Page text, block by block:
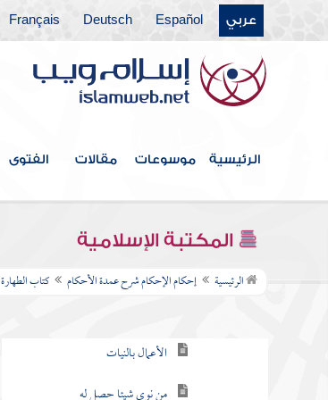
عربي Español
Deutsch
Français
الرئيسية موسوعات مقالات الفتوى
المكتبة الإسلامية
الرئيسية إحكام الإحكام شرح عمدة الأحكام كتاب الطهارة
فهرس الكتاب
كتاب الطهارة
حديث إنما الأعمال بالنيات
الأعمال بالنيات
من نوى شيئا حصل له